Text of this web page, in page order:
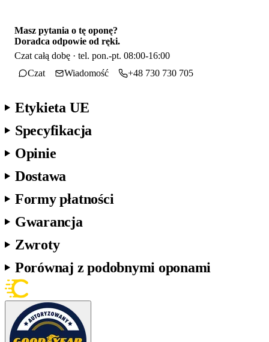
Masz pytania o tę oponę?
Doradca odpowie od ręki.
Czat całą dobę · tel. pon.-pt. 08:00-16:00
Czat
Wiadomość +48 730 730 705
Etykieta UE
Specyfikacja
Opinie
Dostawa
Formy płatności
Gwarancja
Zwroty
Porównaj z podobnymi oponami